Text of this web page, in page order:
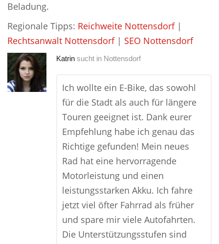
Beladung.
Regionale Tipps: Reichweite Nottensdorf|
Rechtsanwalt Nottensdorf| SEO Nottensdorf
Katrin sucht in Nottensdorf
Ich wollte ein E-Bike, das sowohl
für die Stadt als auch für längere
Touren geeignet ist. Dank eurer
Empfehlung habe ich genau das
Richtige gefunden! Mein neues
Rad hat eine hervorragende
Motorleistung und einen
leistungsstarken Akku. Ich fahre
jetzt viel öfter Fahrrad als früher
und spare mir viele Autofahrten.
Die Unterstützungsstufen sind